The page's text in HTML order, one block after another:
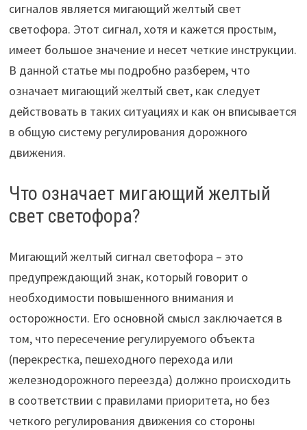
сигналов является мигающий желтый свет
светофора. Этот сигнал, хотя и кажется простым,
имеет большое значение и несет четкие инструкции.
В данной статье мы подробно разберем, что
означает мигающий желтый свет, как следует
действовать в таких ситуациях и как он вписывается
в общую систему регулирования дорожного
движения.
Что означает мигающий желтый
свет светофора?
Мигающий желтый сигнал светофора – это
предупреждающий знак, который говорит о
необходимости повышенного внимания и
осторожности. Его основной смысл заключается в
том, что пересечение регулируемого объекта
(перекрестка, пешеходного перехода или
железнодорожного переезда) должно происходить
в соответствии с правилами приоритета, но без
четкого регулирования движения со стороны